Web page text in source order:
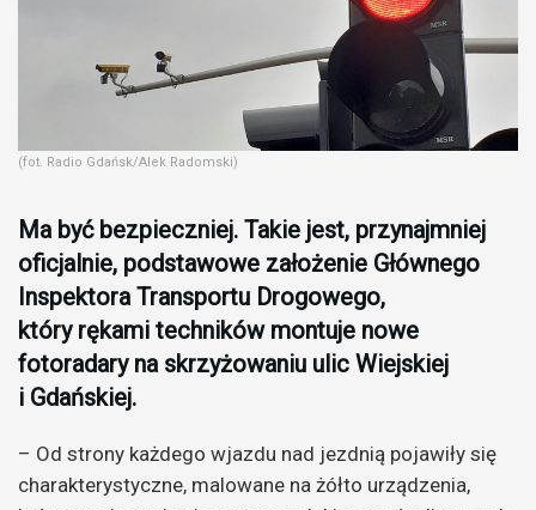
(fot. Radio Gdańsk/Alek Radomski)
Ma być bezpieczniej. Takie jest, przynajmniej
oficjalnie, podstawowe założenie Głównego
Inspektora Transportu Drogowego,
który rękami techników montuje nowe
fotoradary na skrzyżowaniu ulic Wiejskiej
i Gdańskiej.
– Od strony każdego wjazdu nad jezdnią pojawiły się
charakterystyczne, malowane na żółto urządzenia,